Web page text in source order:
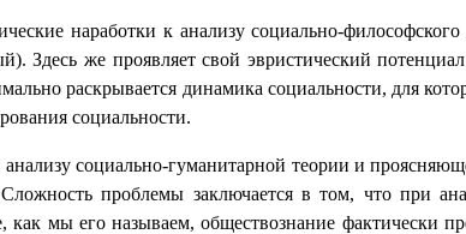
наработки к анализу социально-
же проявляет свой эвристический
раскрывается динамика социальности, для
социальности.
социально-гуманитарной теории и
проблемы заключается в том, что при
мы его называем, обществознание фактически